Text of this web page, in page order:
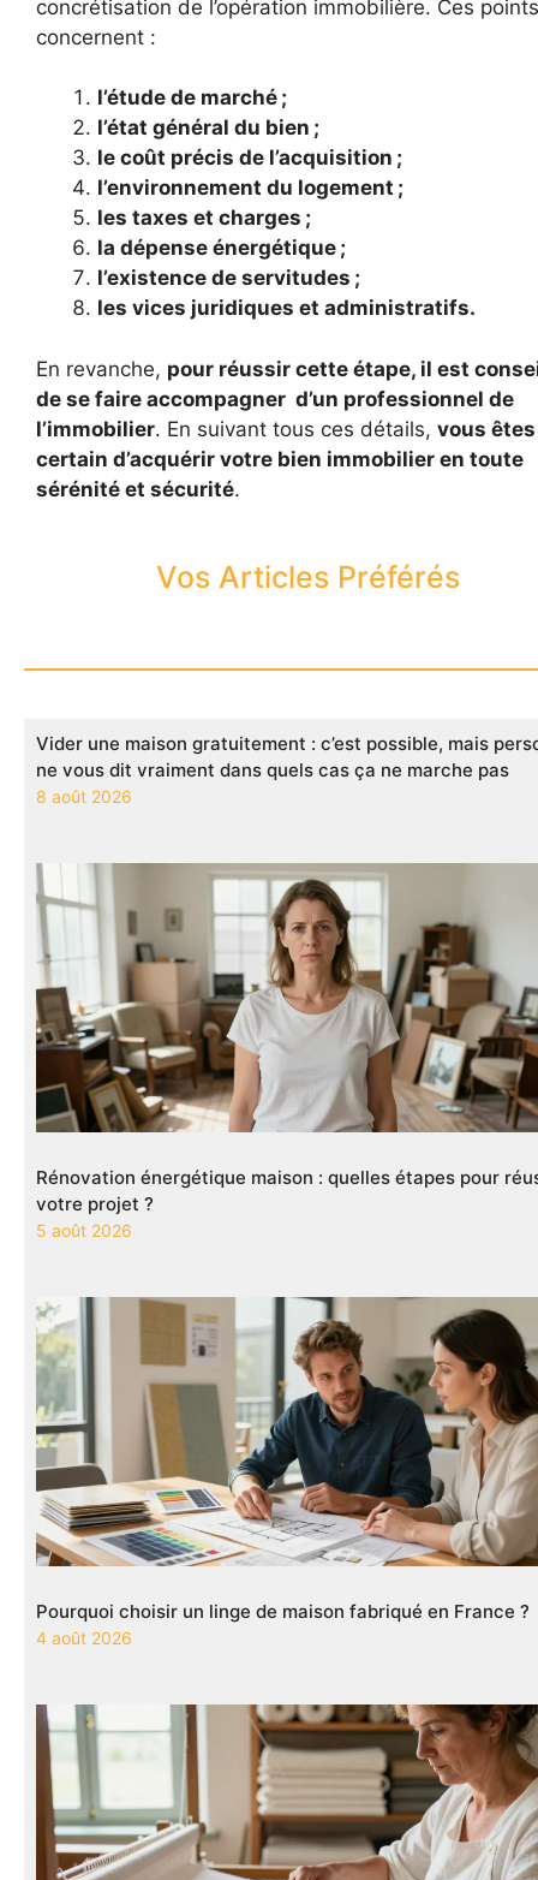
concrétisation de l’opération immobilière. Ces points
concernent :
l’étude de marché ;
l’état général du bien ;
le coût précis de l’acquisition ;
l’environnement du logement ;
les taxes et charges ;
la dépense énergétique ;
l’existence de servitudes ;
les vices juridiques et administratifs.
En revanche, pour réussir cette étape, il est
de se faire accompagner d’un professionnel de
l’immobilier. En suivant tous ces détails, vous êtes
certain d’acquérir votre bien immobilier en toute
sérénité et sécurité.
Vos Articles Préférés
Vider une maison gratuitement : c’est possible, mais
ne vous dit vraiment dans quels cas ça ne marche pas
8 août 2026
Rénovation énergétique maison : quelles étapes pour
votre projet ?
5 août 2026
Pourquoi choisir un linge de maison fabriqué en France ?
4 août 2026